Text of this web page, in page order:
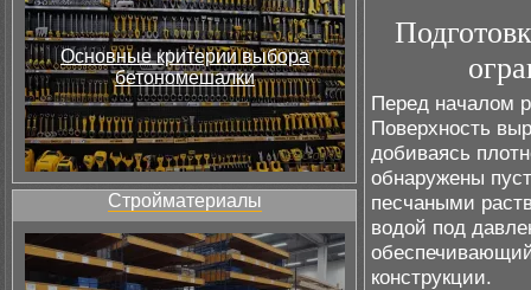
Основные критерии выбора
бетономешалки
Стройматериалы
Перед началом
Поверхность
добиваясь
обнаружены
песчаными
водой под
конструкции.